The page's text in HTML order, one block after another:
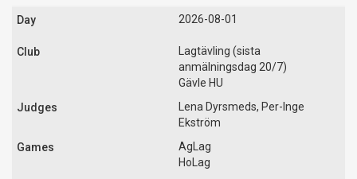
2026-08-01
Lagtävling (sista
anmälningsdag 20/7)
Gävle HU
Lena Dyrsmeds, Per-Inge
Ekström
AgLag
HoLag